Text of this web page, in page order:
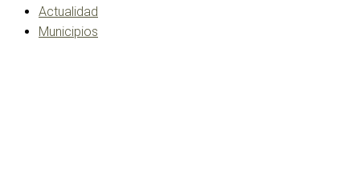
Actualidad
Municipios